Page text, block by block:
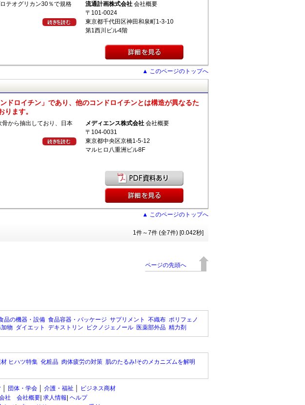
テオグリカン30％で規格
流通計画株式会社 会社概要
〒101-0024
東京都千代田区神田和泉町1-3-10
第1西川ビル4階
▲ このページのトップへ
ドロイチン」であり、他のコンドロイチンとは構造が異なるた
ます。
から抽出しており、日本
メディエンス株式会社 会社概要
〒104-0031
東京都中央区京橋1-5-12
マルヒロ八重洲ビル8F
▲ このページのトップへ
1件～7件 (全7件) [0.042秒]
ページの先頭へ
品の機器・設備 食品容器・パッケージ サプリメント 不織布 ポリフェノ
物 ダイエット デキストリン ピクノジェノール 医薬部外品 精力剤
ヒハツ特集 化粧品 肉体疲労の対策 肌のたるみ!そのメカニズムを解明
団体・学会 介護・福祉
ビジネス商材
社 会社概要| 求人情報 ヘルプ